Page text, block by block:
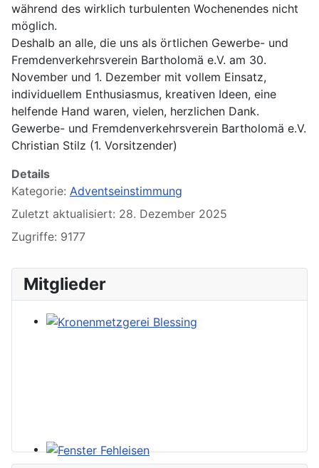
während des wirklich turbulenten Wochenendes nicht
möglich.
Deshalb an alle, die uns als örtlichen Gewerbe- und
Fremdenverkehrsverein Bartholomä e.V. am 30.
November und 1. Dezember mit vollem Einsatz,
individuellem Enthusiasmus, kreativen Ideen, eine
helfende Hand waren, vielen, herzlichen Dank.
Gewerbe- und Fremdenverkehrsverein Bartholomä e.V.
Christian Stilz (1. Vorsitzender)
Details
Kategorie: Adventseinstimmung
Zuletzt aktualisiert: 28. Dezember 2025
Zugriffe: 9177
Mitglieder